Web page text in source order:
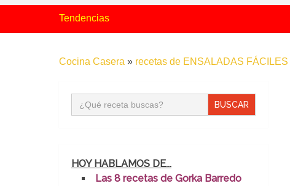
Tendencias
Cocina Casera » recetas de ENSALADAS FÁCILES
Buscar:
HOY HABLAMOS DE...
Las 8 recetas de Gorka Barredo